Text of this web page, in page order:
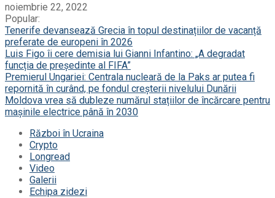
noiembrie 22, 2022
Popular:
Tenerife devansează Grecia în topul destinațiilor de vacanță
preferate de europeni în 2026
Luis Figo îi cere demisia lui Gianni Infantino: „A degradat
funcția de președinte al FIFA”
Premierul Ungariei: Centrala nucleară de la Paks ar putea fi
repornită în curând, pe fondul creșterii nivelului Dunării
Moldova vrea să dubleze numărul stațiilor de încărcare pentru
mașinile electrice până în 2030
Război în Ucraina
Crypto
Longread
Video
Galerii
Echipa zidezi